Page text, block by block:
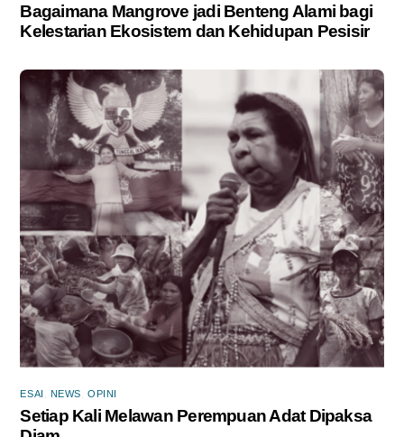
Bagaimana Mangrove jadi Benteng Alami bagi
Kelestarian Ekosistem dan Kehidupan Pesisir
ESAI NEWS ,OPINI
Setiap Kali Melawan Perempuan Adat Dipaksa